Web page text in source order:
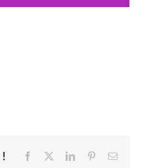
Facebook LinkedInPinterestEmail